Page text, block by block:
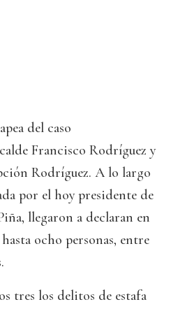
del caso
Francisco Rodríguez y
Rodríguez. A lo largo
por el hoy presidente de
llegaron a declaran en
ocho personas, entre
tres los delitos de estafa